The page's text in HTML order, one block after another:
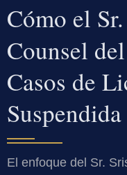
Cómo el
Counsel
Casos de
Suspendida
El enfoque del Sr.